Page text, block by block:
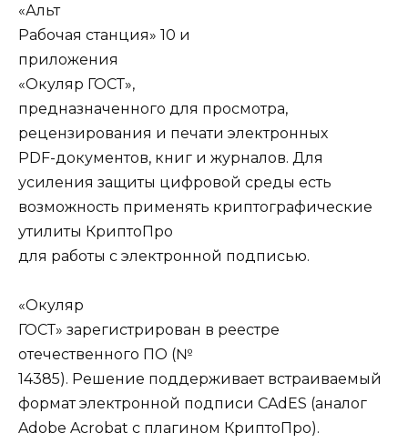
«Альт
Рабочая станция» 10 и
приложения
«Окуляр ГОСТ»,
предназначенного для просмотра,
рецензирования и печати электронных
PDF-документов, книг и журналов. Для
усиления защиты цифровой среды есть
возможность применять криптографические
утилиты КриптоПро
для работы с электронной подписью.
«Окуляр
ГОСТ» зарегистрирован в реестре
отечественного ПО (№
14385). Решение поддерживает встраиваемый
формат электронной подписи CAdES (аналог
Adobe Acrobat с плагином КриптоПро).